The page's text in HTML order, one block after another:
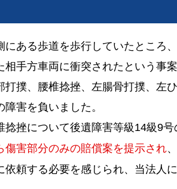
ある歩道を歩行していたところ
手方車両に衝突されたという事案
撲、腰椎捻挫、左腸骨打撲、左
害を負いました。
挫について後遺障害等級14級9号
傷害部分のみの賠償案を提示され
頼する必要を感じられ、当法人に